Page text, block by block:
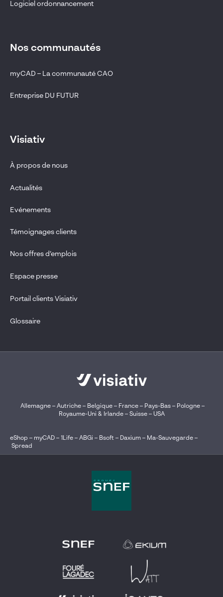
Logiciel ordonnancement
Nos communautés
myCAD – La communauté CAO
Entreprise DU FUTUR
Visiativ
À propos de nous
Actualités
Evénements
Témoignages clients
Nos offres d’emplois
Espace presse
Portail clients Visiativ
Glossaire
Allemagne– Autriche– Belgique – France– Pays-Bas– Pologne–
Royaume-Uni & Irlande– Suisse– USA
eShop – myCAD – 1Life – ABGi – Bsoft – Daxium – Ma-Sauvegarde –
Spread